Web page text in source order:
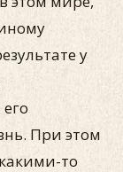
у
При этом
то